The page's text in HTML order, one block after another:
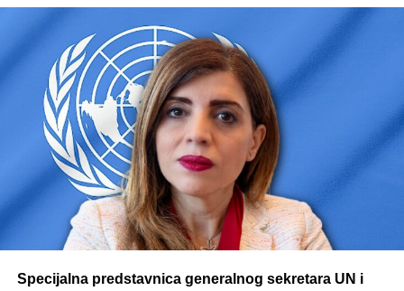
Specijalna predstavnica generalnog sekretara UN i